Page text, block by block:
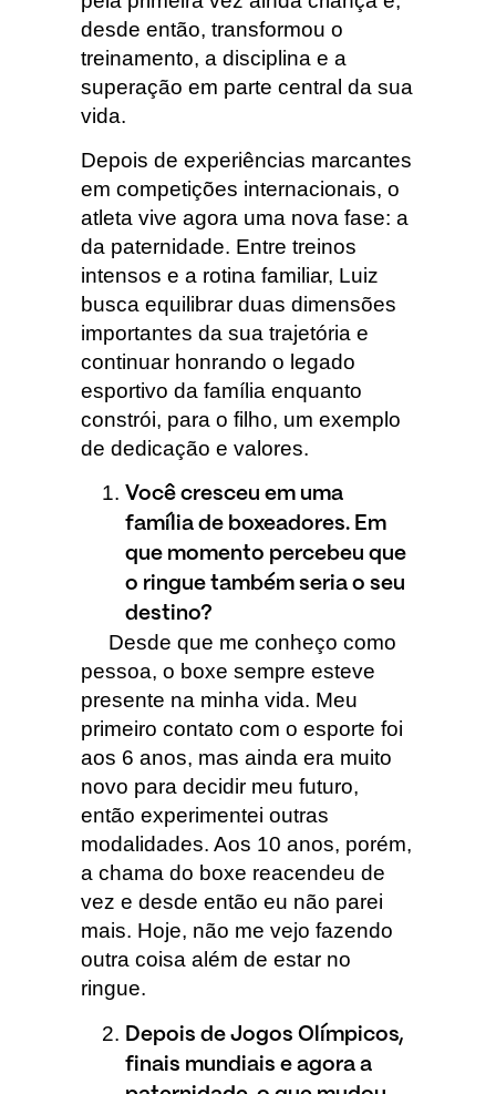
desde então, transformou o
treinamento, a disciplina e a
superação em parte central da sua
vida.
Depois de experiências marcantes
em competições internacionais, o
atleta vive agora uma nova fase: a
da paternidade. Entre treinos
intensos e a rotina familiar, Luiz
busca equilibrar duas dimensões
importantes da sua trajetória e
continuar honrando o legado
esportivo da família enquanto
constrói, para o filho, um exemplo
de dedicação e valores.
Você cresceu em uma
família de boxeadores. Em
que momento percebeu que
o ringue também seria o seu
destino?
Desde que me conheço como
pessoa, o boxe sempre esteve
presente na minha vida. Meu
primeiro contato com o esporte foi
aos 6 anos, mas ainda era muito
novo para decidir meu futuro,
então experimentei outras
modalidades. Aos 10 anos, porém,
a chama do boxe reacendeu de
vez e desde então eu não parei
mais. Hoje, não me vejo fazendo
outra coisa além de estar no
ringue.
Depois de Jogos Olímpicos,
finais mundiais e agora a